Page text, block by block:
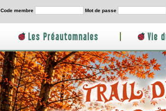
Code membre Mot de passe
Les Préautomnales Vie